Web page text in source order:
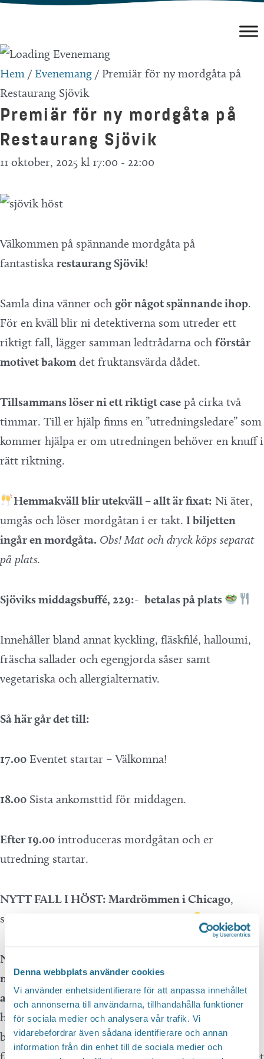
Denna webbplats använder cookies
Vi använder enhetsidentifierare för att anpassa innehållet
och annonserna till användarna, tillhandahålla funktioner
för sociala medier och analysera vår trafik. Vi
vidarebefordrar även sådana identifierare och annan
information från din enhet till de sociala medier och
Hoppa
innehåll
Hem /Evenemang / Premiär för ny mordgåta på
Restaurang Sjövik
Premiär för ny mordgåta på
Restaurang Sjövik
11 oktober, 2025 kl 17:00 - 22:00
Välkommen på spännande mordgåta på
fantastiska restaurang Sjövik!
Samla dina vänner och gör något spännande ihop.
För en kväll blir ni detektiverna som utreder ett
riktigt fall, lägger samman ledtrådarna och förstår
motivet bakomdet fruktansvärda dådet.
Tillsammans löser ni ett riktigt case på cirka två
timmar. Till er hjälp finns en ”utredningsledare” som
kommer hjälpa er om utredningen behöver en knuff i
rätt riktning.
Hemmakväll blir utekväll – allt är fixat: Ni äter,
umgås och löser mordgåtan i er takt. I biljetten
ingår en mordgåta. Obs! Mat och dryck köps separat
på plats.
Sjöviks middagsbuffé, 229:- betalas på plats
Innehåller bland annat kyckling, fläskfilé, halloumi,
fräscha sallader och egengjorda såser samt
vegetariska och allergialternativ.
Så här går det till:
17.00 Eventet startar – Välkomna!
18.00 Sista ankomsttid för middagen.
Efter 19.00 introduceras mordgåtan och er
utredning startar.
NYTT FALL I HÖST: Mardrömmen i Chicago,
spelas den
När en apotekare oväntat erkänner flera mord blir
ni indragna i ett fall som visar sig vara något helt
annat. Snart leder utredningen till ett hotell fullt av
hemligheter – och när dörrarna slår igen bakom er
börjar en kamp mot klockan. Ni måste lösa koder,
fatta avgörande beslut och hålla ihop som grupp. Det